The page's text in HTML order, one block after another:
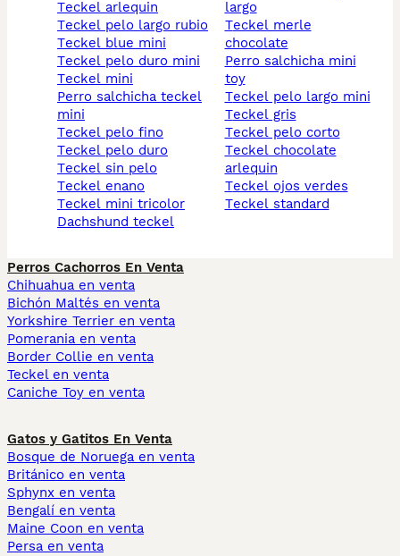
teckel arlequin
teckel pelo largo rubio
teckel blue mini
teckel pelo duro mini
teckel mini
perro salchicha teckel
mini
teckel pelo fino
teckel pelo duro
teckel sin pelo
teckel enano
teckel mini tricolor
dachshund teckel
largo
teckel merle
chocolate
perro salchicha mini
toy
teckel pelo largo mini
teckel gris
teckel pelo corto
teckel chocolate
arlequin
teckel ojos verdes
teckel standard
Perros Cachorros En Venta
Chihuahua en venta
Bichón Maltés en venta
Yorkshire Terrier en venta
Pomerania en venta
Border Collie en venta
Teckel en venta
Caniche Toy en venta
Gatos y Gatitos En Venta
Bosque de Noruega en venta
Británico en venta
Sphynx en venta
Bengalí en venta
Maine Coon en venta
Persa en venta